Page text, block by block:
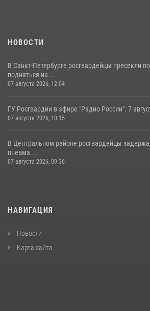
НОВОСТИ
В Санкт-Петербурге росгвардейцы пресекли
подняться на ...
07 августа 2026, 12:04
ГУ Росгвардии в эфире "Радио России". 7
07 августа 2026, 10:15
В Центральном районе росгвардейцы
пневма...
07 августа 2026, 09:36
НАВИГАЦИЯ
Новости
Карта сайта